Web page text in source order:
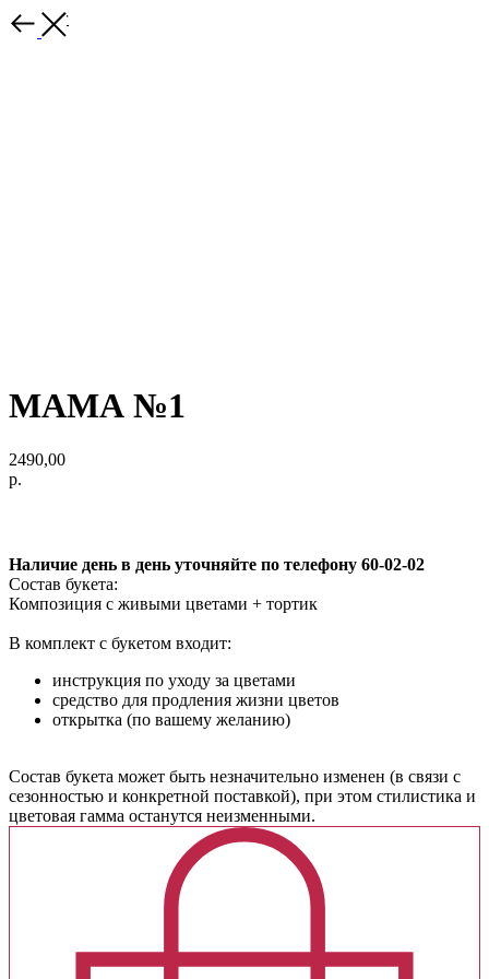
Каталог
МАМА №1
2490,00
р.
Наличие день в день уточняйте по телефону 60-02-02
Состав букета:
Композиция с живыми цветами + тортик
В комплект с букетом входит:
инструкция по уходу за цветами
средство для продления жизни цветов
открытка (по вашему желанию)
Cостав букета может быть незначительно изменен (в связи с
сезонностью и конкретной поставкой), при этом стилистика и
цветовая гамма останутся неизменными.